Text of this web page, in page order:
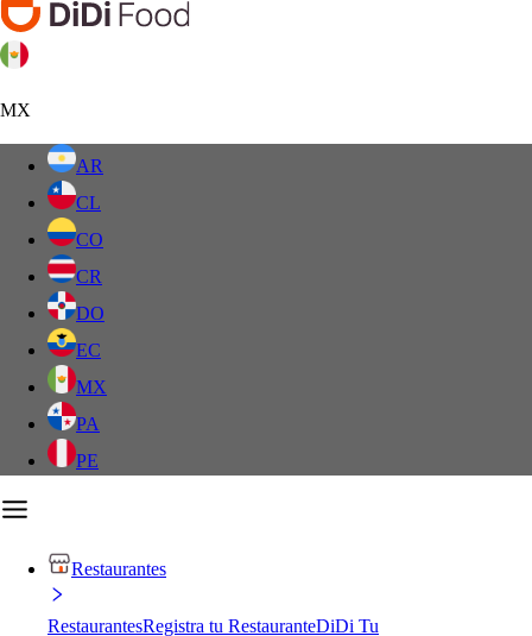
MX
AR
CL
CO
CR
DO
EC
MX
PA
PE
Restaurantes
RestaurantesRegistra tu RestauranteDiDi Tu